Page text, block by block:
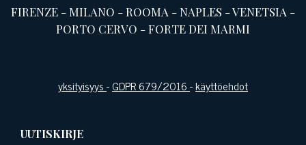
FIRENZE -MILANO -ROOMA -NAPLES -VENETSIA -
PORTO CERVO -FORTE DEI MARMI
yksityisyys-GDPR 679/2016-käyttöehdot
UUTISKIRJE